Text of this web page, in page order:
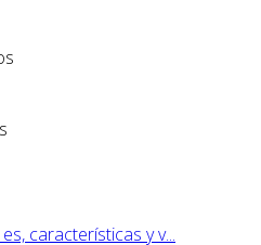
características y v...